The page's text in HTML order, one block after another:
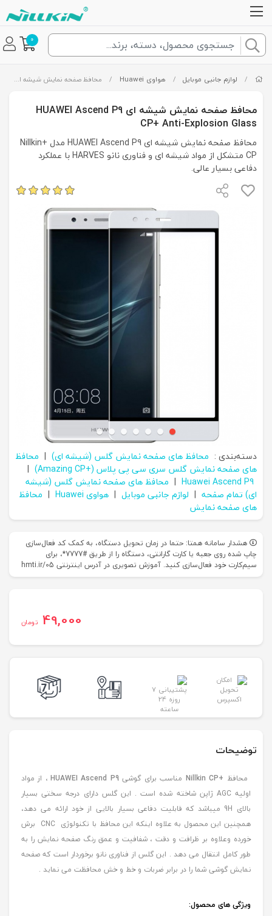
0
/ لوازم جانبی موبایل / هواوی Huawei / محافظ صفحه نمایش شیشه ای HUAWEI Ascend P9 CP+ Anti-Explosion Glass
محافظ صفحه نمایش شیشه ای HUAWEI Ascend P9
CP+ Anti-Explosion Glass
محافظ صفحه نمایش شیشه ای HUAWEI Ascend P9 مدل +Nillkin
CP متشکل از مواد شیشه ای و فناوری نانو HARVES با عملکرد
دفاعی بسیار عالی.
دسته‌بندی : محافظ های صفحه نمایش گلس (شیشه ای) | محافظ
های صفحه نمایش گلس سری سی پی پلاس (+Amazing CP)
|
Huawei Ascend P9
| محافظ های صفحه نمایش گلس (شیشه
ای) تمام صفحه | لوازم جانبی موبایل | هواوی Huawei | محافظ
های صفحه نمایش
هشدار سامانه همتا: حتما در زمان تحویل دستگاه، به کمک کد فعال‌سازی
چاپ شده روی جعبه یا کارت گارانتی، دستگاه را از طریق #7777*، برای
سیم‌کارت خود فعال‌سازی کنید. آموزش تصویری در آدرس اینترنتی hmti.ir/05
49,000 تومان
توضیحات
محافظ +Nillkin CP مناسب برای گوشیHUAWEI Ascend P9 ، از مواد
اولیه AGC ژاپن شاخته شده است . این گلس دارای درجه سختی بسیار
بالای 9H میباشد که قابلیت دفاعی بسیار بالایی از خود ارائه می دهد،
همچنین این محصول به علاوه اینکه این محافظ با تکنولوژی CNC برش
خورده وعلاوه بر ظرافت و دقت ، شفافیت و عمق رنگ صفحه نمایش را به
طور کامل انتقال می دهد . این گلس از فناوری نانو برخوردار است که صفحه
نمایش گوشی شما را در برابر ضربات و خط و خش محافظت می نماید .
ویژگی های محصول: